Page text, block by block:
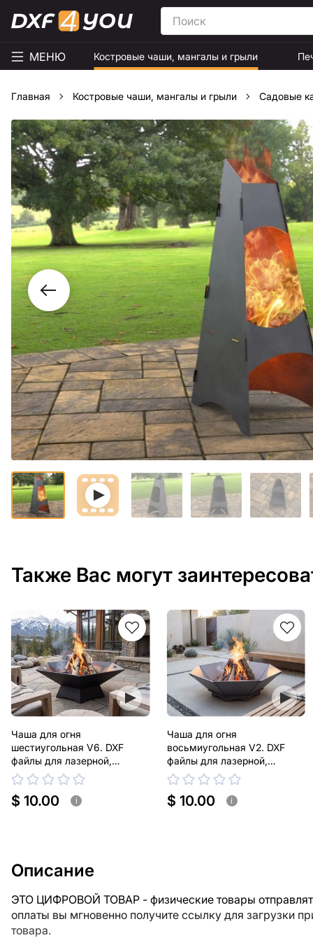
МЕНЮ Костровые чаши, мангалы и грыли
Главная Костровые чаши, мангалы и грыли Садовые
Также Вас могут
Чаша для огня
шестиугольная V6. DXF
файлы для лазерной,
плазменной резки
$ 10.00 i
Чаша для огня
восьмиугольная V2. DXF
файлы для лазерной,
плазменной резки
$ 10.00 i
Описание
ЭТО ЦИФРОВОЙ ТОВАР - физические товары
оплаты вы мгновенно получите ссылку для загрузки
товара.